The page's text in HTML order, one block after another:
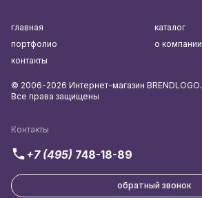
Контакты
+7 (495) 748-18-89
обратный звонок
главная
каталог
портфолио
о компании
контакты
© 2006-2026 Интернет-магазин BRENDLOGO.
Все права защищены